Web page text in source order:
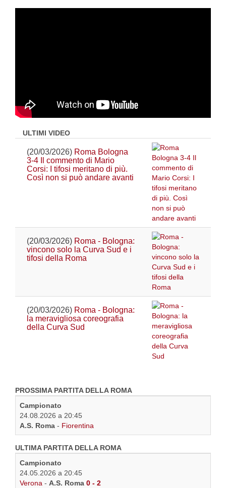
ULTIMI VIDEO
(20/03/2026) Roma Bologna
3-4 Il commento di Mario
Corsi: I tifosi meritano di più.
Così non si può andare avanti
(20/03/2026) Roma - Bologna:
vincono solo la Curva Sud e i
tifosi della Roma
(20/03/2026) Roma - Bologna:
la meravigliosa coreografia
della Curva Sud
PROSSIMA PARTITA DELLA ROMA
Campionato
24.08.2026 a 20:45
A.S. Roma - Fiorentina
ULTIMA PARTITA DELLA ROMA
Campionato
24.05.2026 a 20:45
Verona - A.S. Roma 0 - 2